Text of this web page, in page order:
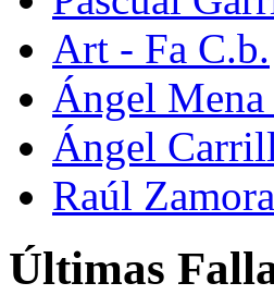
Art - Fa C.b.
Ángel
Ángel
Raúl
Últimas